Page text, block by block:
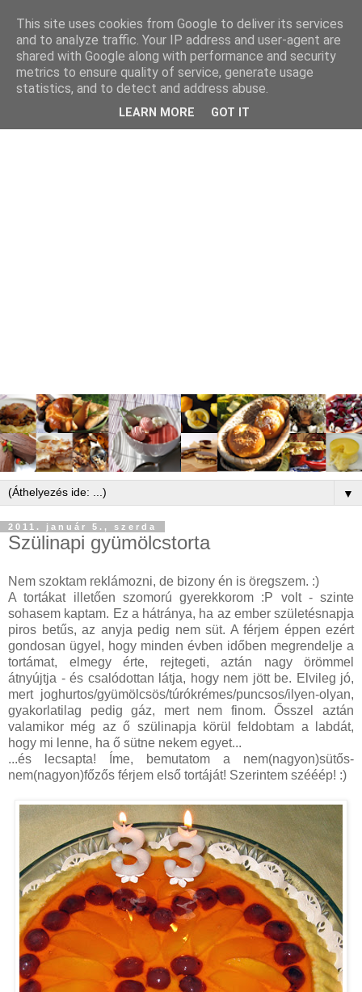
▼
2011. január 5., szerda
Szülinapi gyümölcstorta
Nem szoktam reklámozni, de bizony én is öregszem. :)
A tortákat illetően szomorú gyerekkorom :P volt - szinte
sohasem kaptam. Ez a hátránya, ha az ember születésnapja
piros betűs, az anyja pedig nem süt. A férjem éppen ezért
gondosan ügyel, hogy minden évben időben megrendelje a
tortámat, elmegy érte, rejtegeti, aztán nagy örömmel
átnyújtja - és csalódottan látja, hogy nem jött be. Elvileg jó,
mert joghurtos/gyümölcsös/túrókrémes/puncsos/ilyen-olyan,
gyakorlatilag pedig gáz, mert nem finom. Ősszel aztán
valamikor még az ő szülinapja körül feldobtam a labdát,
hogy mi lenne, ha ő sütne nekem egyet...
...és lecsapta! Íme, bemutatom a nem(nagyon)sütős-
nem(nagyon)főzős férjem első tortáját! Szerintem szééép! :)
This site uses cookies from Google to deliver its services
and to analyze traffic. Your IP address and user-agent are
shared with Google along with performance and security
metrics to ensure quality of service, generate usage
statistics, and to detect and address abuse.
LEARN MORE GOT IT